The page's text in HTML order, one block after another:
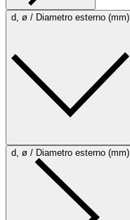
d, ø / Diametro esterno (mm)
d, ø / Diametro esterno (mm)